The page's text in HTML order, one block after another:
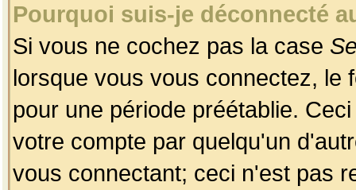
Pourquoi suis-je déconnecté
Si vous ne cochez pas la case
lorsque vous vous connectez, le
pour une période préétablie.
votre compte par quelqu'un
vous connectant; ceci n'est pas